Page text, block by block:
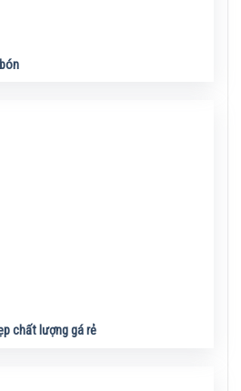
chất lượng gá rẻ